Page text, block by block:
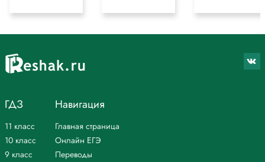
ГДЗ
11 класс
10 класс
9 класс
Навигация
Главная страница
Онлайн ЕГЭ
Переводы